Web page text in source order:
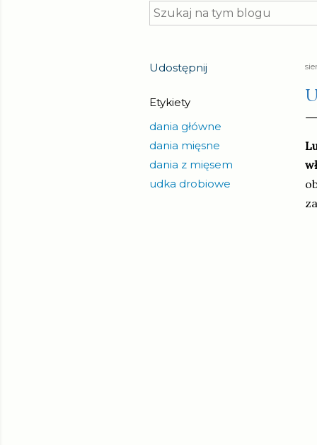
Udostępnij
Etykiety
dania główne
dania mięsne
dania z mięsem
udka drobiowe